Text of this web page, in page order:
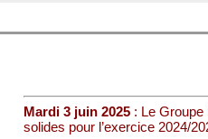
Mardi 3 juin 2025: Le Groupe
solides pour l’exercice 2024/